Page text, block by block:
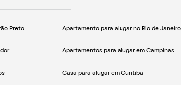
Preto Apartamento para alugar no Rio de Janeiro
Apartamentos para alugar em Campinas
Casa para alugar em Curitiba